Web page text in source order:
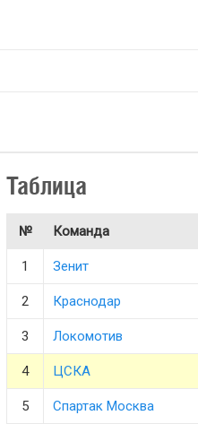
Таблица
№ Команда
1 Зенит
2 Краснодар
3 Локомотив
4 ЦСКА
5 Спартак Москва